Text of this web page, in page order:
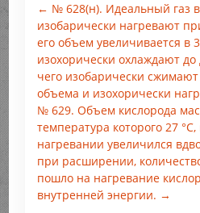
← № 628(н). Идеальный газ
изобарически нагревают
его объем увеличивается в
изохорически охлаждают
чего изобарически
объема и изохорически
№ 629. Объем кислорода
температура которого 27
нагревании увеличился
при расширении,
пошло на нагревание
внутренней энергии. →